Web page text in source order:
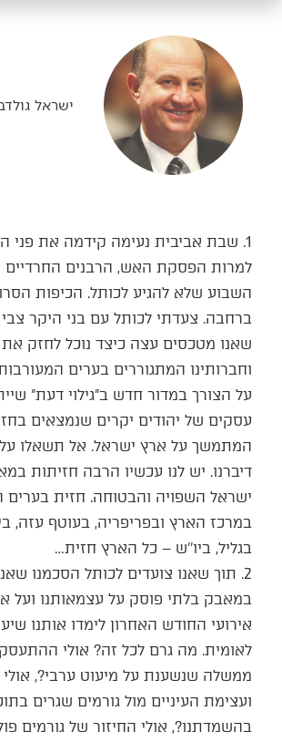
ישראל
1. שבת אביבית נעימה קידמה את פני
למרות הפסקת האש, הרבנים החרדיים
השבוע שלא להגיע לכותל. הכיפות
ברחבה. צעדתי לכותל עם בני היקר צבי
שאנו מטכסים עצה כיצד נוכל לחזק את
וחברותינו המתגוררים בערים
על הצורך במדור חדש ב”גילוי דעת”
עסקים של יהודים יקרים שנמצאים
המתמשך על ארץ ישראל. אל תשאלו על
דיברנו. יש לנו עכשיו הרבה חזיתות
ישראל השפויה והבטוחה. חזית בערים
במרכז הארץ ובפריפריה, בעוטף עזה,
בגליל, ביו’’ש – כל הארץ חזית…
2. תוך שאנו צועדים לכותל הסכמנו
במאבק בלתי פוסק על עצמאותנו ועל
אירועי החודש האחרון לימדו אותנו
לאומית. מה גרם לכל זה? אולי
ממשלה שנשענת על מיעוט ערבי?, אולי
ועצימת העיניים מול גורמים שגרים
בהשמדתנו?, אולי החיזור של גורמים